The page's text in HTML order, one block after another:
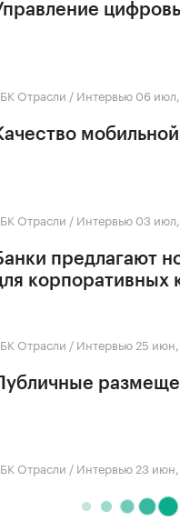
Отрасли / Интервью 06
Отрасли / Интервью 03
предлагают
корпоративных
Отрасли / Интервью 25
Отрасли / Интервью 23